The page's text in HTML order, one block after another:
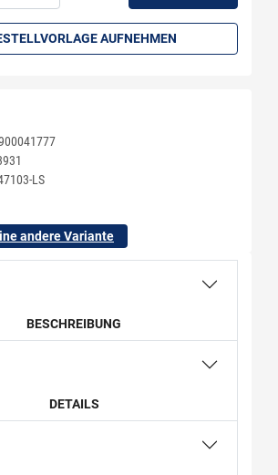
AUFNEHMEN
LS
andere Variante
BESCHREIBUNG
DETAILS